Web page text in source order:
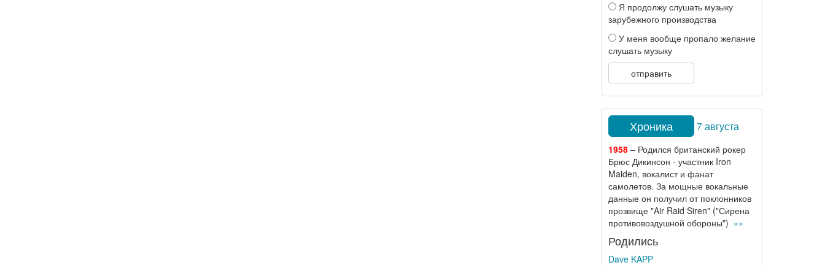
Я продолжу слушать музыку
зарубежного производства
У меня вообще пропало желание
слушать музыку
отправить
Хроника 7 августа
1958– Родился британский рокер
Брюс Дикинсон - участник Iron
Maiden, вокалист и фанат
самолетов. За мощные вокальные
данные он получил от поклонников
прозвище "Air Raid Siren" ("Сирена
противовоздушной обороны") »»
Родились
Dave KAPP